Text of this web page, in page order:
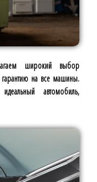
широкий выбор
гарантию на все машины.
автомобиль,